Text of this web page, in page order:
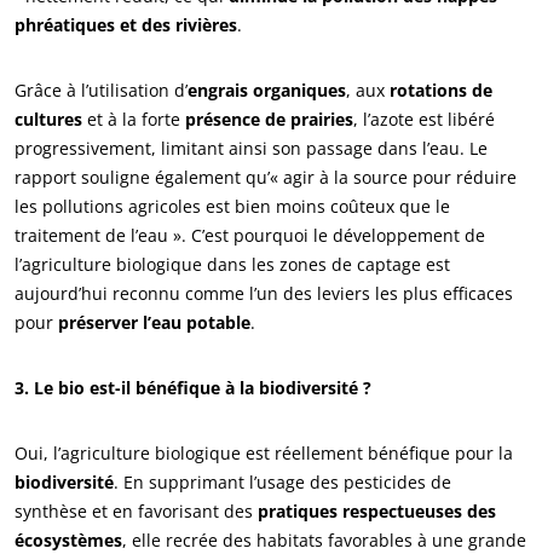
ECOCERT
Actualités
Carrières
phréatiques et des rivières.
Grâce à l’utilisation d’engrais organiques, aux rotations de
cultures et à la forte présence de prairies, l’azote est libéré
progressivement, limitant ainsi son passage dans l’eau. Le
rapport souligne également qu’« agir à la source pour réduire
les pollutions agricoles est bien moins coûteux que le
traitement de l’eau ». C’est pourquoi le développement de
l’agriculture biologique dans les zones de captage est
aujourd’hui reconnu comme l’un des leviers les plus efficaces
pour préserver l’eau potable.
3. Le bio est-il bénéfique à la biodiversité ?
Oui, l’agriculture biologique est réellement bénéfique pour la
biodiversité. En supprimant l’usage des pesticides de
synthèse et en favorisant des pratiques respectueuses des
écosystèmes, elle recrée des habitats favorables à une grande